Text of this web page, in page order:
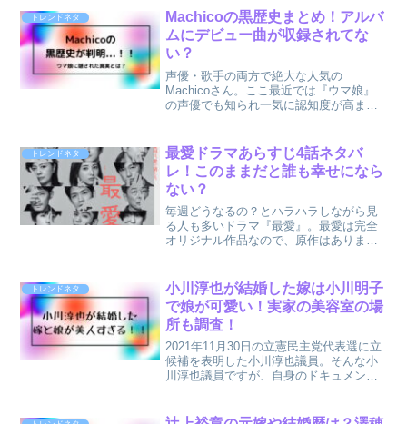
でもそんな娘さんたちとのエピソードが
とりあげられる...
トレンドネタ
Machicoの黒歴史まとめ！アルバ
ムにデビュー曲が収録されてな
い？
声優・歌手の両方で絶大な人気の
Machicoさん。ここ最近では『ウマ娘』
の声優でも知られ一気に認知度が高まっ
するほどに...！！ファンからは「かわい
い」と言われ...
トレンドネタ
最愛ドラマあらすじ4話ネタバ
レ！このままだと誰も幸せになら
ない？
毎週どうなるの？とハラハラしながら見
る人も多いドラマ『最愛』。最愛は完全
オリジナル作品なので、原作はありませ
入り込めるのもこのドラマにはまってし
まう魅力なのかもしれませ...
トレンドネタ
小川淳也が結婚した嫁は小川明子
で娘が可愛い！実家の美容室の場
所も調査！
2021年11月30日の立憲民主党代表選に立
候補を表明した小川淳也議員。そんな小
川淳也議員ですが、自身のドキュメンタ
うです！だだこれまで小川淳也議員って